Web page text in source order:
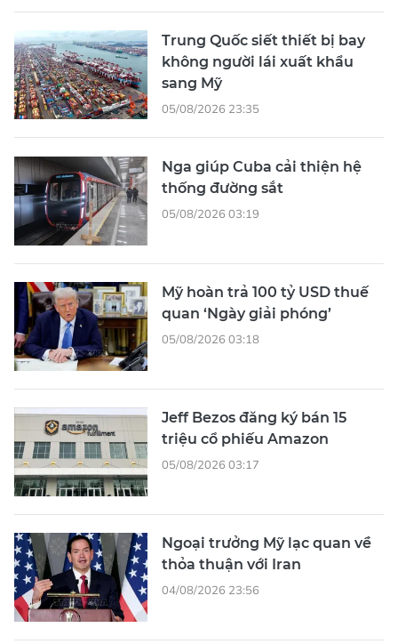
Trung Quốc siết thiết bị bay
không người lái xuất khẩu
sang Mỹ
05/08/2026 23:35
Nga giúp Cuba cải thiện hệ
thống đường sắt
05/08/2026 03:19
Mỹ hoàn trả 100 tỷ USD thuế
quan ‘Ngày giải phóng’
05/08/2026 03:18
Jeff Bezos đăng ký bán 15
triệu cổ phiếu Amazon
05/08/2026 03:17
Ngoại trưởng Mỹ lạc quan về
thỏa thuận với Iran
04/08/2026 23:56